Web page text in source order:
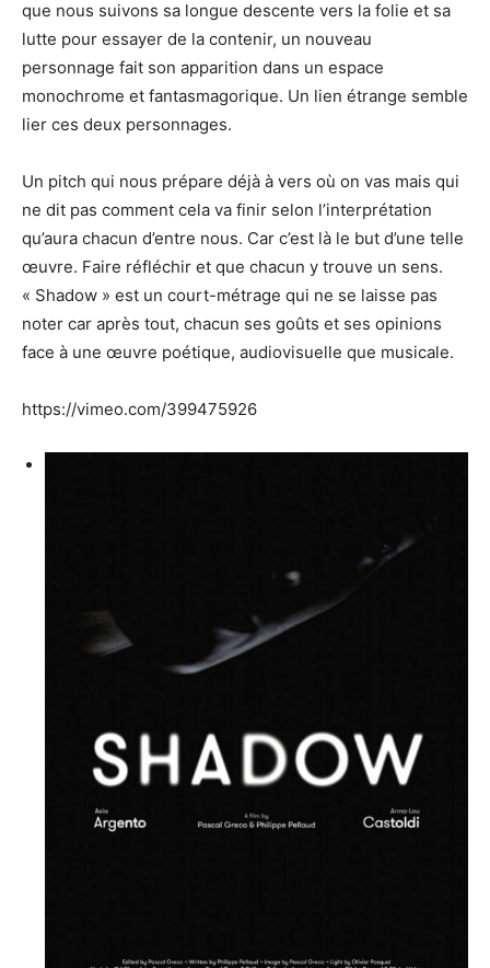
que nous suivons sa longue descente vers la folie et sa
lutte pour essayer de la contenir, un nouveau
personnage fait son apparition dans un espace
monochrome et fantasmagorique. Un lien étrange semble
lier ces deux personnages.
Un pitch qui nous prépare déjà à vers où on vas mais qui
ne dit pas comment cela va finir selon l’interprétation
qu’aura chacun d’entre nous. Car c’est là le but d’une telle
œuvre. Faire réfléchir et que chacun y trouve un sens.
« Shadow » est un court-métrage qui ne se laisse pas
noter car après tout, chacun ses goûts et ses opinions
face à une œuvre poétique, audiovisuelle que musicale.
https://vimeo.com/399475926